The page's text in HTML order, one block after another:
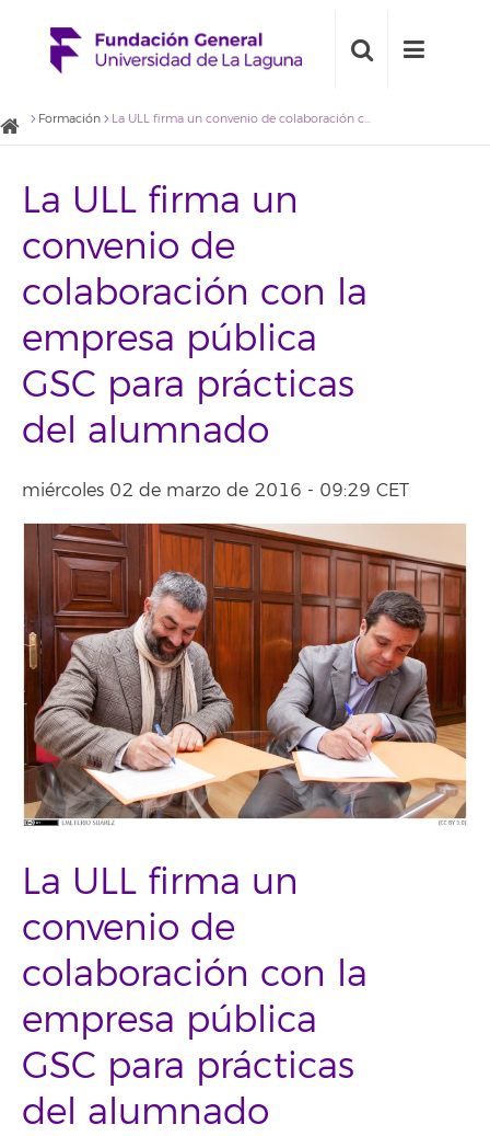
Formación La ULL firma un convenio de colaboración con la empresa pública GSC para prácticas del alumnado
La ULL firma un
convenio de
colaboración con la
empresa pública
GSC para prácticas
del alumnado
miércoles 02 de marzo de 2016 - 09:29 CET
La ULL firma un
convenio de
colaboración con la
empresa pública
GSC para prácticas
del alumnado